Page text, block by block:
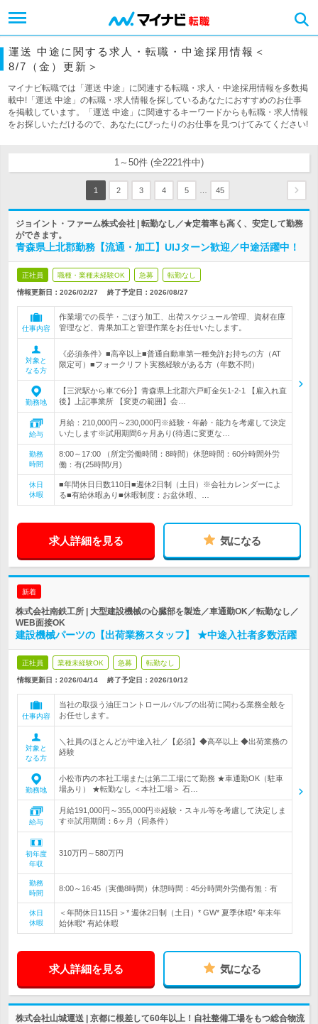
運送 中途に関する求人・転職・中途採用情報＜
8/7（金）更新＞
マイナビ転職では「運送 中途」に関連する転職・求人・中途採用情報を多数掲
載中!「運送 中途」の転職・求人情報を探しているあなたにおすすめのお仕事
を掲載しています。「運送 中途」に関連するキーワードからも転職・求人情報
をお探しいただけるので、あなたにぴったりのお仕事を見つけてみてください!
1～50件 (全2221件中)
1 2 3 4 5 45
ジョイント・ファーム株式会社 | 転勤なし／★定着率も高く、安定して勤務
ができます。
青森県上北郡勤務【流通・加工】UIJターン歓迎／中途活躍中！
正社員 職種・業種未経験OK 急募 転勤なし
情報更新日：2026/02/27 終了予定日： 2026/08/27
仕事内容
作業場での長芋・ごぼう加工、出荷スケジュール管理、資材在庫
管理など、青果加工と管理作業をお任せいたします。
対象と
なる方
《必須条件》■高卒以上■普通自動車第一種免許お持ちの方（AT
限定可）■フォークリフト実務経験がある方（年数不問）
勤務地
【三沢駅から車で6分】青森県上北郡六戸町金矢1-2-1 【雇入れ直
後】上記事業所 【変更の範囲】会…
給与
月給：210,000円～230,000円※経験・年齢・能力を考慮して決定
いたします※試用期間6ヶ月あり(待遇に変更な…
勤務
時間
8:00～17:00 （所定労働時間：8時間）休憩時間：60分時間外労
働：有(25時間/月)
休日
休暇
■年間休日日数110日■週休2日制（土日）※会社カレンダーによ
る■有給休暇あり■休暇制度：お盆休暇、…
求人詳細を見る 気になる
新着
株式会社南鉄工所 | 大型建設機械の心臓部を製造／車通勤OK／転勤なし／
WEB面接OK
建設機械パーツの【出荷業務スタッフ】 ★中途入社者多数活躍
正社員 業種未経験OK 急募 転勤なし
情報更新日：2026/04/14 終了予定日： 2026/10/12
仕事内容
当社の取扱う油圧コントロールバルブの出荷に関わる業務全般を
お任せします。
対象と
なる方
＼社員のほとんどが中途入社／【必須】◆高卒以上 ◆出荷業務の
経験
勤務地
小松市内の本社工場または第二工場にて勤務 ★車通勤OK（駐車
場あり） ★転勤なし ＜本社工場＞ 石…
給与
月給191,000円～355,000円※経験・スキル等を考慮して決定しま
す※試用期間：6ヶ月（同条件）
初年度
年収
310万円～580万円
勤務
時間
8:00～16:45（実働8時間）休憩時間：45分時間外労働有無：有
休日
休暇
＜年間休日115日＞* 週休2日制（土日）* GW* 夏季休暇* 年末年
始休暇* 有給休暇
求人詳細を見る 気になる
株式会社山城運送 | 京都に根差して60年以上！自社整備工場をもつ総合物流